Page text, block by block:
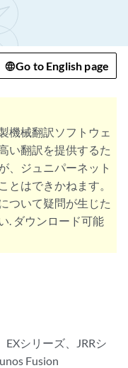
Go to English page
機械翻訳ソフトウェ
い翻訳を提供するた
、ジュニパーネット
とはできかねます。
ついて疑問が生じた
. ダウンロード可能
EXシリーズ、JRRシ
Fusion